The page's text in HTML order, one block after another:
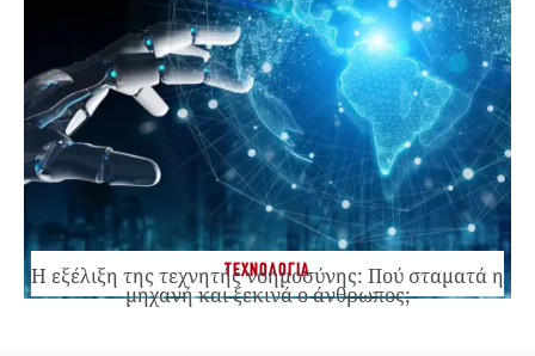
ΤΕΧΝΟΛΟΓΙΑ
Η εξέλιξη της τεχνητής νοημοσύνης: Πού σταματά η
μηχανή και ξεκινά ο άνθρωπος;